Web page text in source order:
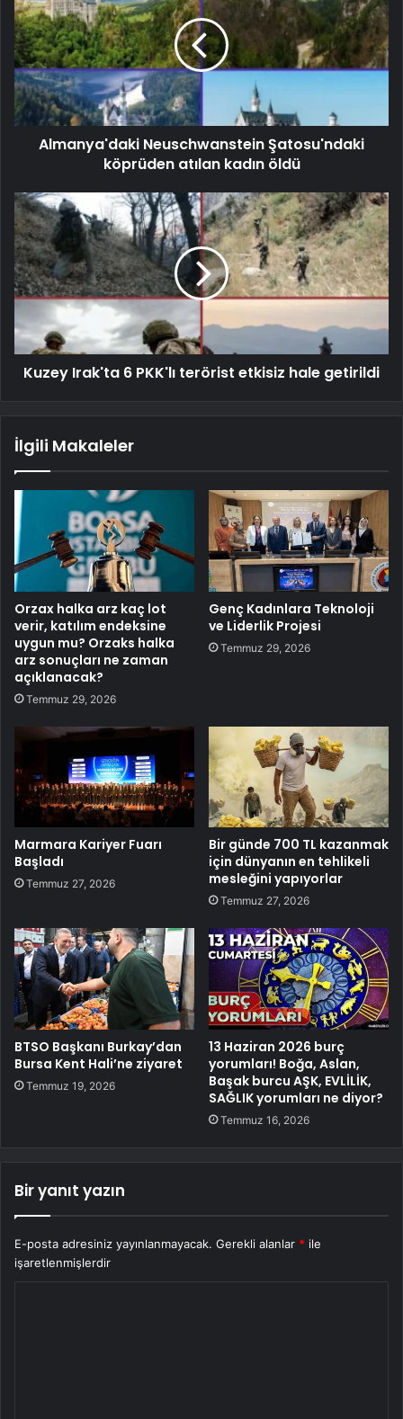
Almanya'daki Neuschwanstein Şatosu'ndaki
köprüden atılan kadın öldü
Kuzey Irak'ta 6 PKK'lı terörist etkisiz hale getirildi
İlgili Makaleler
Orzax halka arz kaç lot
verir, katılım endeksine
uygun mu? Orzaks halka
arz sonuçları ne zaman
açıklanacak?
Temmuz 29, 2026
Genç Kadınlara Teknoloji
ve Liderlik Projesi
Temmuz 29, 2026
Marmara Kariyer Fuarı
Başladı
Temmuz 27, 2026
Bir günde 700 TL kazanmak
için dünyanın en tehlikeli
mesleğini yapıyorlar
Temmuz 27, 2026
BTSO Başkanı Burkay’dan
Bursa Kent Hali’ne ziyaret
Temmuz 19, 2026
13 Haziran 2026 burç
yorumları! Boğa, Aslan,
Başak burcu AŞK, EVLİLİK,
SAĞLIK yorumları ne diyor?
Temmuz 16, 2026
Bir yanıt yazın
E-posta adresiniz yayınlanmayacak. Gerekli alanlar * ile
işaretlenmişlerdir